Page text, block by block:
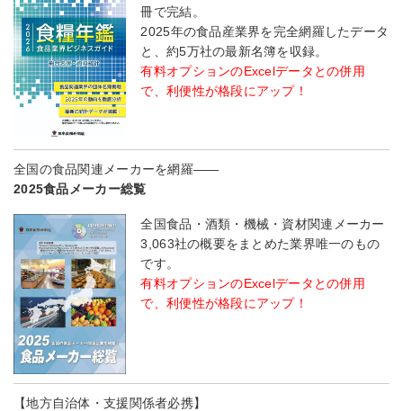
冊で完結。
2025年の食品産業界を完全網羅したデータ
と、約5万社の最新名簿を収録。
有料オプションのExcelデータとの併用
で、利便性が格段にアップ！
全国の食品関連メーカーを網羅――
2025食品メーカー総覧
全国食品・酒類・機械・資材関連メーカー
3,063社の概要をまとめた業界唯一のもの
です。
有料オプションのExcelデータとの併用
で、利便性が格段にアップ！
【地方自治体・支援関係者必携】